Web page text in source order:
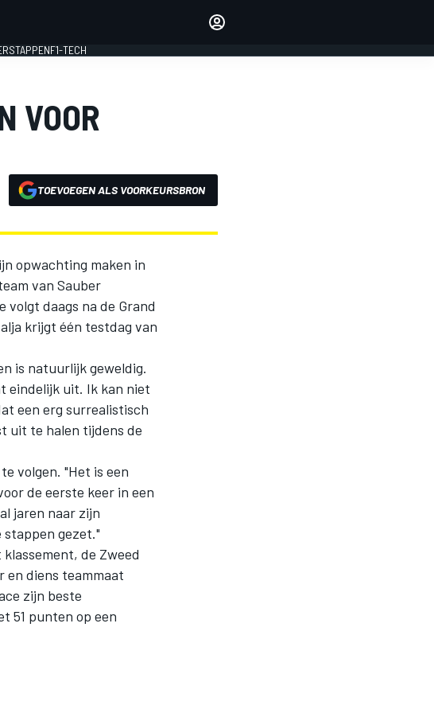
F1-TECH
VOOR
TOEVOEGEN ALS VOORKEURSBRON
opwachting maken in
van Sauber
volgt daags na de Grand
krijgt één testdag van
is natuurlijk geweldig.
eindelijk uit. Ik kan niet
een erg surrealistisch
uit te halen tijdens de
volgen. "Het is een
de eerste keer in een
jaren naar zijn
gezet."
de Zweed
en diens teammaat
zijn beste
51 punten op een